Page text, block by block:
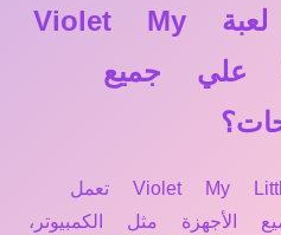
❓ هل تعمل لعبة Violet My
Little Girl 2 علي جميع
نعم، لعبة Violet My Little Girl 2 تعمل
الأجهزة مثل الكمبيوتر،